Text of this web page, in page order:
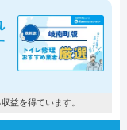
益を得ています。